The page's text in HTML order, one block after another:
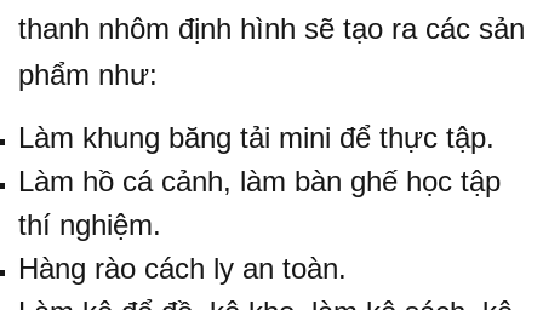
thanh nhôm định hình sẽ tạo ra các sản
phẩm như:
Làm khung băng tải mini để thực tập.
Làm hồ cá cảnh, làm bàn ghế học tập
thí nghiệm.
Hàng rào cách ly an toàn.